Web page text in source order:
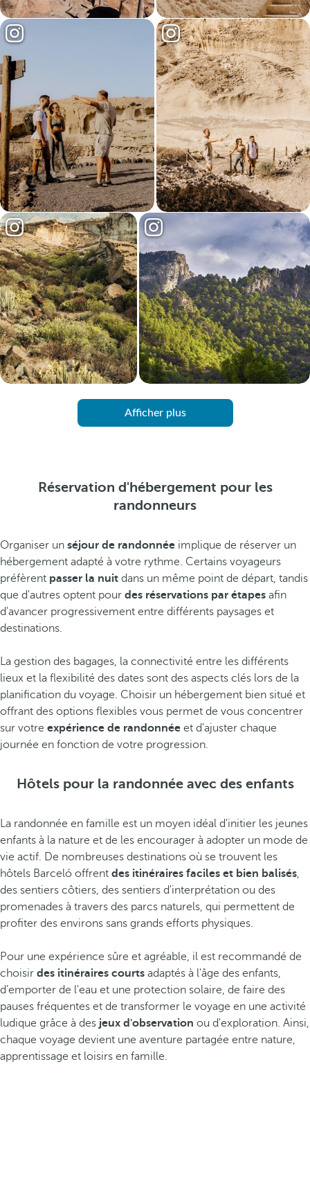
Afficher plus
Réservation d'hébergement pour les
randonneurs
Organiser un séjour de randonnée implique de réserver un
hébergement adapté à votre rythme. Certains voyageurs
préfèrent passer la nuit dans un même point de départ, tandis
que d'autres optent pour des réservations par étapes afin
d'avancer progressivement entre différents paysages et
destinations.
La gestion des bagages, la connectivité entre les différents
lieux et la flexibilité des dates sont des aspects clés lors de la
planification du voyage. Choisir un hébergement bien situé et
offrant des options flexibles vous permet de vous concentrer
sur votre expérience de randonnée et d'ajuster chaque
journée en fonction de votre progression.
Hôtels pour la randonnée avec des enfants
La randonnée en famille est un moyen idéal d'initier les jeunes
enfants à la nature et de les encourager à adopter un mode de
vie actif. De nombreuses destinations où se trouvent les
hôtels Barceló offrent des itinéraires faciles et bien balisés,
des sentiers côtiers, des sentiers d'interprétation ou des
promenades à travers des parcs naturels, qui permettent de
profiter des environs sans grands efforts physiques.
Pour une expérience sûre et agréable, il est recommandé de
choisir des itinéraires courts adaptés à l'âge des enfants,
d'emporter de l'eau et une protection solaire, de faire des
pauses fréquentes et de transformer le voyage en une activité
ludique grâce à des jeux d'observation ou d'exploration. Ainsi,
chaque voyage devient une aventure partagée entre nature,
apprentissage et loisirs en famille.